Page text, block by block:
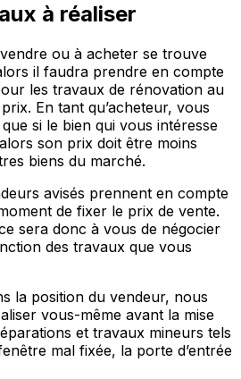
à réaliser
ou à acheter se trouve
il faudra prendre en compte
les travaux de rénovation au
En tant qu’acheteur, vous
si le bien qui vous intéresse
son prix doit être moins
biens du marché.
avisés prennent en compte
de fixer le prix de vente.
sera donc à vous de négocier
des travaux que vous
la position du vendeur, nous
vous-même avant la mise
et travaux mineurs tels
mal fixée, la porte d’entrée